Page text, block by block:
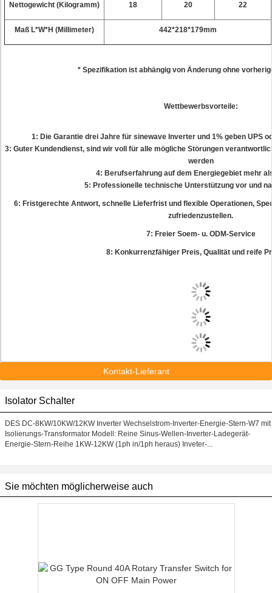
Nettogewicht (Kilogramm) 18 20 22
Maß L*W*H (Millimeter) 442*218*179mm
* Spezifikation ist abhängig von Änderung ohne
Wettbewerbsvorteile:
1: Die Garantie drei Jahre für sinewave Inverter und 1% geben UPS
3: Guter Kundendienst, sind wir voll für alle mögliche Störungen
werden
4: Berufserfahrung auf dem Energiegebiet mehr
5: Professionelle technische Unterstützung vor und
6: Fristgerechte Antwort, schnelle Lieferfrist und flexible Operationen,
zufriedenzustellen.
7: Freier Soem- u. ODM-Service
8: Konkurrenzfähiger Preis, Qualität und reife
Kontakt-Lieferant
Isolator Schalter
DES DC-8KW/10KW/12KW Inverter Wechselstrom-Inverter-Energie-Stern-W7 mit
Isolierungs-Transformator Modell: Reine Sinus-Wellen-Inverter-Ladegerät-
Energie-Stern-Reihe 1KW-12KW (1ph in/1ph heraus) Inveter-...
Sie möchten möglicherweise auch